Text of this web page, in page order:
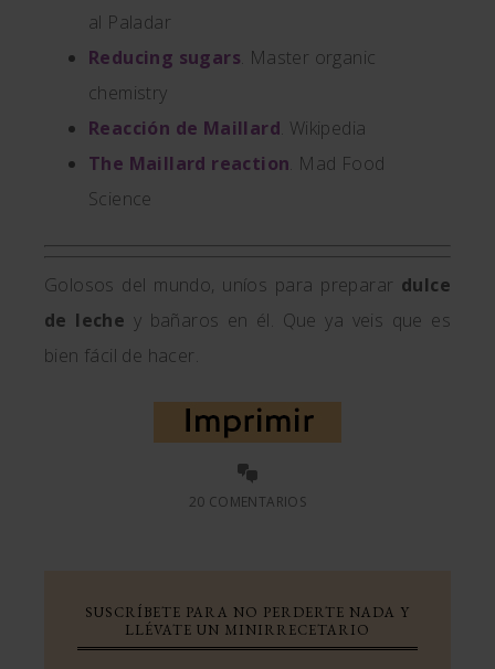
al Paladar
Reducing sugars. Master organic
chemistry
Reacción de Maillard. Wikipedia
The Maillard reaction. Mad Food
Science
Golosos del mundo, uníos para preparar dulce
de leche y bañaros en él. Que ya veis que es
bien fácil de hacer.
20 COMENTARIOS
SUSCRÍBETE PARA NO PERDERTE NADA Y
LLÉVATE UN MINIRRECETARIO